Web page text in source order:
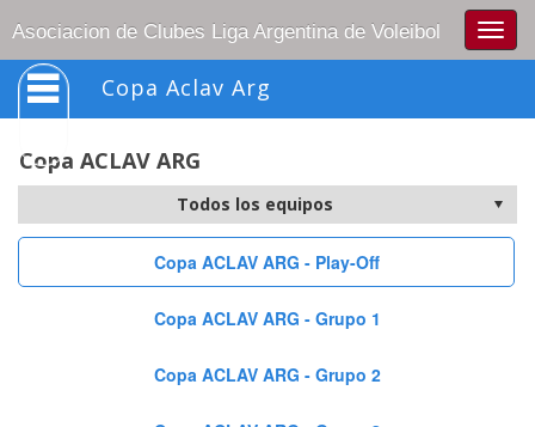
Asociacion de Clubes Liga Argentina de Voleibol
Copa Aclav Arg
Copa ACLAV ARG
Copa ACLAV ARG - Play-Off
Copa ACLAV ARG - Grupo 1
Copa ACLAV ARG - Grupo 2